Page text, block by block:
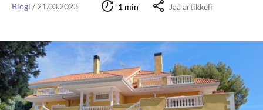
Blogi / 21.03.2023 1 min Jaa artikkeli